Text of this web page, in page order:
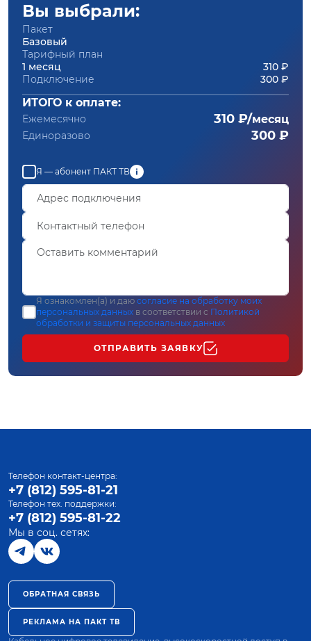
Вы выбрали:
Пакет
Базовый
Тарифный план
1 месяц
310 ₽
Подключение
300 ₽
ИТОГО к оплате:
Ежемесячно 310 ₽/месяц
Единоразово 300 ₽
Я — абонент ПАКТ ТВ
Я ознакомлен(а) и даю согласие на обработку моих
персональных данных в соответствии с Политикой
обработки и защиты персональных данных
ОТПРАВИТЬ ЗАЯВКУ
Телефон контакт-центра:
+7 (812) 595-81-21
Телефон тех. поддержки:
+7 (812) 595-81-22
Мы в соц. сетях:
ОБРАТНАЯ СВЯЗЬ
РЕКЛАМА НА ПАКТ ТВ